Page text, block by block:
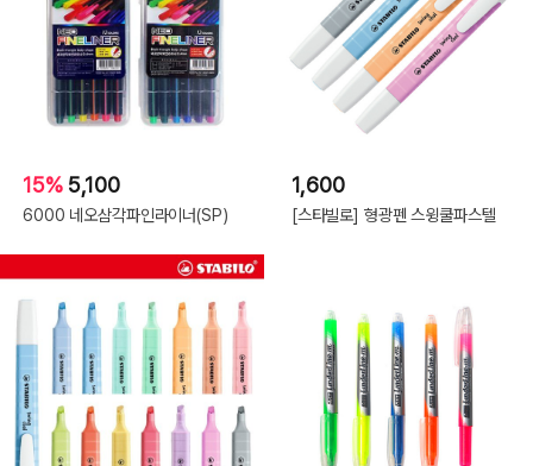
15% 5,100
6000 네오삼각파인라이너(SP)
1,600
[스타빌로] 형광펜 스윙쿨파스텔